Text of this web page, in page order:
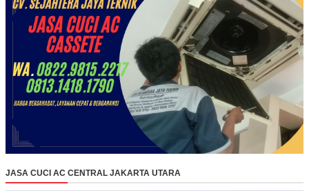
JASA CUCI AC CENTRAL JAKARTA UTARA